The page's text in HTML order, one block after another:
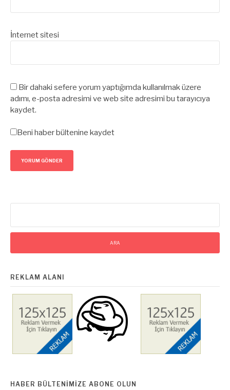
İnternet sitesi
Bir dahaki sefere yorum yaptığımda kullanılmak üzere
adımı, e-posta adresimi ve web site adresimi bu tarayıcıya
kaydet.
Beni haber bültenine kaydet
REKLAM ALANI
HABER BÜLTENIMIZE ABONE OLUN